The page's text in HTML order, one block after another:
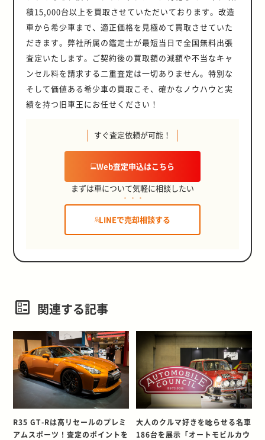
積15,000台以上を買取させていただいております。改造
車から希少車まで、適正価格を見極めて買取させていた
だきます。弊社所属の鑑定士が最短当日で全国無料出張
査定いたします。ご契約後の買取額の減額や不当なキャ
ンセル料を請求する二重査定は一切ありません。特別な
そして価値ある希少車の買取こそ、確かなノウハウと実
績を持つ旧車王にお任せください！
すぐ査定依頼が可能！
Web査定申込はこちら
まずは車について気軽に相談したい
LINEで売却相談する
関連する記事
R35 GT-Rは高リセールのプレミ
アムスポーツ！査定のポイントを
大人のクルマ好きを唸らせる名車
186台を展示「オートモビルカウ